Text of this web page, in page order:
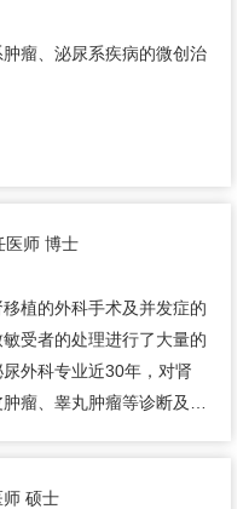
瘤、泌尿系疾病的微创治
医师 博士
植的外科手术及并发症的
受者的处理进行了大量的
外科专业近30年，对肾
瘤、睾丸肿瘤等诊断及治
师 硕士